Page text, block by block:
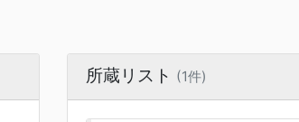
所蔵リスト (1件)